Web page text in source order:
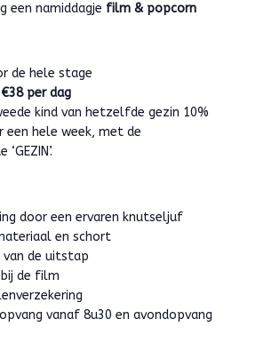
een namiddagje film & popcorn
de hele stage
€38 per dag
kind van hetzelfde gezin 10%
een hele week, met de
door een ervaren knutseljuf
en schort
van de uitstap
de film
vanaf 8u30 en avondopvang